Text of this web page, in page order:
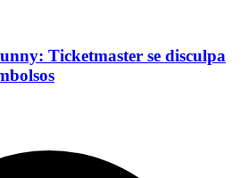
Ticketmaster se disculpa